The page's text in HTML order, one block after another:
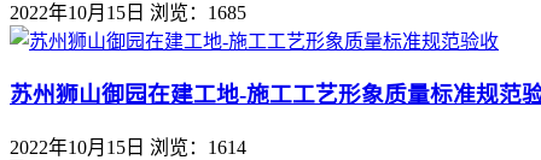
2022年10月15日 浏览：1685
苏州狮山御园在建工地-施工工艺形象质量标准规范
2022年10月15日 浏览：1614